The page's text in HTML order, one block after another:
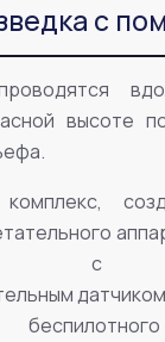
с
высоте
комплекс,
с